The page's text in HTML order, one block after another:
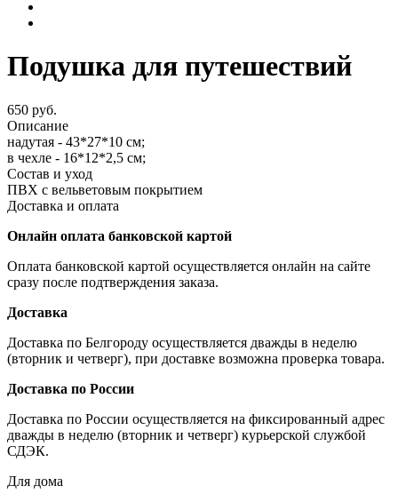
Подушка для путешествий
650 руб.
Описание
надутая - 43*27*10 см;
в чехле - 16*12*2,5 см;
Состав и уход
ПВХ с вельветовым покрытием
Доставка и оплата
Онлайн оплата банковской картой
Оплата банковской картой осуществляется онлайн на сайте
сразу после подтверждения заказа.
Доставка
Доставка по Белгороду осуществляется дважды в неделю
(вторник и четверг), при доставке возможна проверка товара.
Доставка по России
Доставка по России осуществляется на фиксированный адрес
дважды в неделю (вторник и четверг) курьерской службой
СДЭК.
Для дома